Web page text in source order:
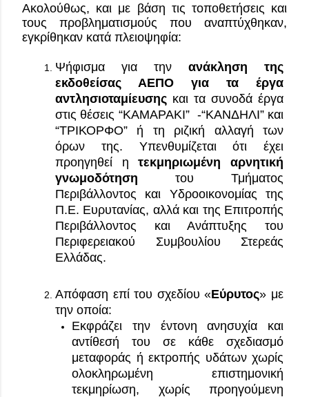
Ακολούθως, και με βάση τις τοποθετήσεις και
τους προβληματισμούς που αναπτύχθηκαν,
εγκρίθηκαν κατά πλειοψηφία:
Ψήφισμα για την ανάκληση της
εκδοθείσας ΑΕΠΟ
για τα έργα
αντλησιοταμίευσης και τα συνοδά έργα
στις θέσεις “ΚΑΜΑΡΑΚΙ”  -“ΚΑΝΔΗΛΙ” και
“ΤΡΙΚΟΡΦΟ”
ή τη ριζική αλλαγή των
όρων της. Υπενθυμίζεται ότι έχει
προηγηθεί η τεκμηριωμένη αρνητική
γνωμοδότηση του Τμήματος
Περιβάλλοντος και Υδροοικονομίας της
Π.Ε. Ευρυτανίας, αλλά και της Επιτροπής
Περιβάλλοντος και Ανάπτυξης του
Περιφερειακού Συμβουλίου Στερεάς
Ελλάδας.
Απόφαση επί του σχεδίου «Εύρυτος» με
την οποία:
Εκφράζει την έντονη ανησυχία και
αντίθεσή του σε κάθε σχεδιασμό
μεταφοράς ή εκτροπής υδάτων χωρίς
ολοκληρωμένη επιστημονική
τεκμηρίωση, χωρίς προηγούμενη